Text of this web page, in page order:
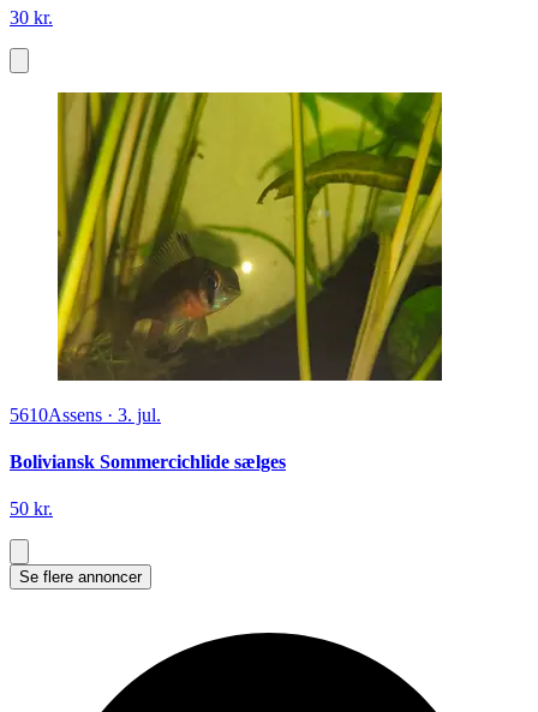
30 kr.
5610Assens · 3. jul.
Boliviansk Sommercichlide sælges
50 kr.
Se flere annoncer